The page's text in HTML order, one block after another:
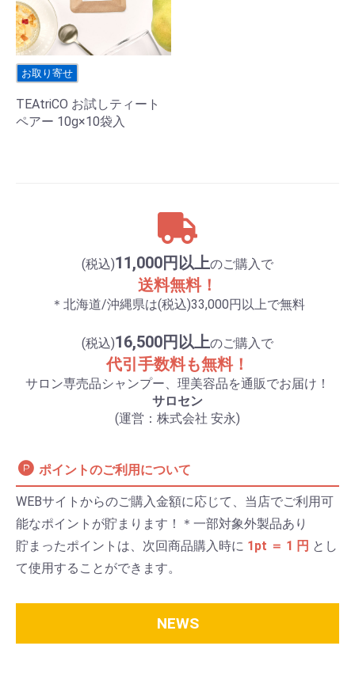
(税込)11,000円以上のご購入で
送料無料！
＊北海道/沖縄県は(税込)33,000円以上で無料
(税込)16,500円以上のご購入で
代引手数料も無料！
サロン専売品シャンプー、理美容品を通販でお届け！
サロセン
(運営：株式会社 安永)
ポイントのご利用について
WEBサイトからのご購入金額に応じて、当店でご利用可
能なポイントが貯まります！＊一部対象外製品あり
貯まったポイントは、次回商品購入時に 1pt ＝ 1 円 とし
て使用することができます。
NEWS
お取り寄せ
TEAtriCO お試しティート
ペアー 10g×10袋入